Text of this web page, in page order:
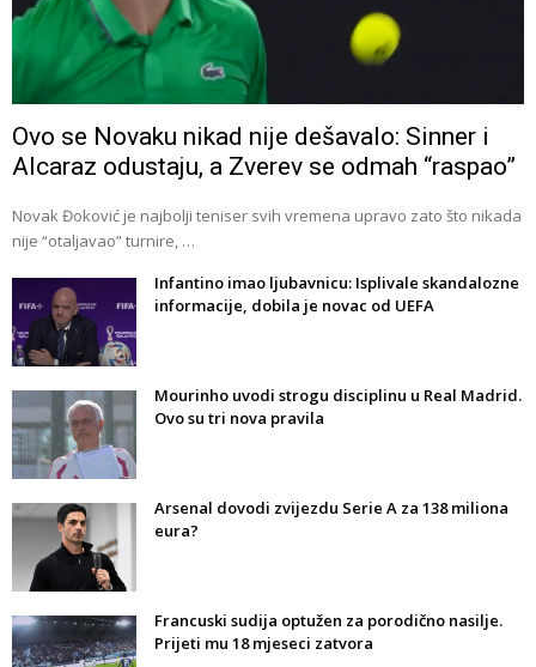
Ovo se Novaku nikad nije dešavalo: Sinner i
Alcaraz odustaju, a Zverev se odmah “raspao”
Novak Đoković je najbolji teniser svih vremena upravo zato što nikada
nije “otaljavao” turnire, …
Infantino imao ljubavnicu: Isplivale skandalozne
informacije, dobila je novac od UEFA
Mourinho uvodi strogu disciplinu u Real Madrid.
Ovo su tri nova pravila
Arsenal dovodi zvijezdu Serie A za 138 miliona
eura?
Francuski sudija optužen za porodično nasilje.
Prijeti mu 18 mjeseci zatvora